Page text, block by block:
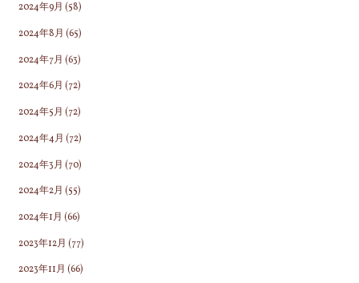
2024年9月 (58)
2024年8月 (65)
2024年7月 (63)
2024年6月 (72)
2024年5月 (72)
2024年4月 (72)
2024年3月 (70)
2024年2月 (55)
2024年1月 (66)
2023年12月 (77)
2023年11月 (66)